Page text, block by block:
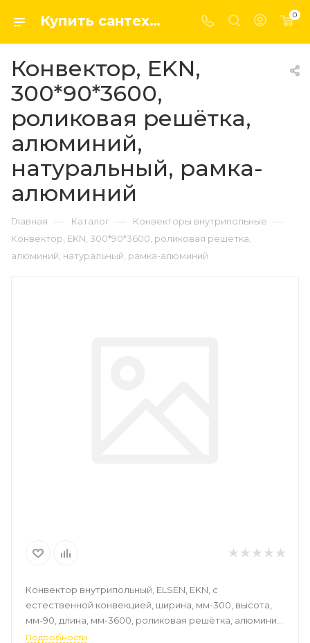
Купить сантехнику, системы отопление и водоснабжения оптом и в розницу в интернет-магазине elsen-opt.ru 0
Конвектор, EKN,
300*90*3600,
роликовая решётка,
алюминий,
натуральный, рамка-
алюминий
Главная — Каталог — Конвекторы внутрипольные —
Конвектор, EKN, 300*90*3600, роликовая решётка,
алюминий, натуральный, рамка-алюминий
Конвектор внутрипольный, ELSEN, EKN, с
естественной конвекцией, ширина, мм-300, высота,
мм-90, длина, мм-3600, роликовая решётка, алюминий,
цвет-натуральный, рамка-алюминий
Подробности